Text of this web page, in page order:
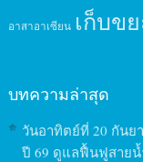
อาสาอาเซียน เก็บข
บทความล่าสุด
วันอาทิตย์ที่ 20 กันย
ปี 69 ดูแลฟื้นฟูสาย